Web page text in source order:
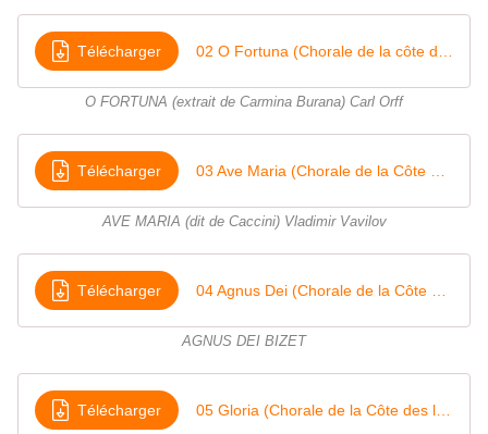
Télécharger
O FORTUNA (extrait de Carmina Burana) Carl Orff
Télécharger
AVE MARIA (dit de Caccini) Vladimir Vavilov
Télécharger
AGNUS DEI BIZET
Télécharger